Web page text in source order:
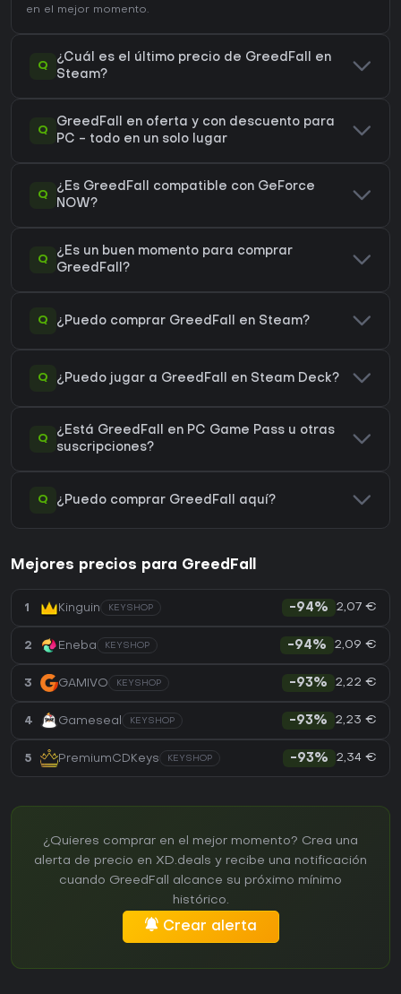
en el mejor momento.
Q
¿Cuál es el último precio de GreedFall en
Steam?
Q
GreedFall en oferta y con descuento para
PC - todo en un solo lugar
Q
¿Es GreedFall compatible con GeForce
NOW?
Q
¿Es un buen momento para comprar
GreedFall?
Q ¿Puedo comprar GreedFall en Steam?
Q ¿Puedo jugar a GreedFall en Steam Deck?
Q
¿Está GreedFall en PC Game Pass u otras
suscripciones?
Q ¿Puedo comprar GreedFall aquí?
Mejores precios para GreedFall
1 Kinguin KEYSHOP -94% 2,07 €
2 Eneba KEYSHOP -94% 2,09 €
3 GAMIVO KEYSHOP -93% 2,22 €
4 Gameseal KEYSHOP -93% 2,23 €
5 PremiumCDKeys KEYSHOP -93% 2,34 €
¿Quieres comprar en el mejor momento? Crea una
alerta de precio en XD.deals y recibe una notificación
cuando GreedFall alcance su próximo mínimo
histórico.
Crear alerta